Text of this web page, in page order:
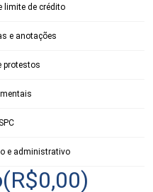
limite de crédito
e anotações
protestos
e administrativo
(R$0,00)